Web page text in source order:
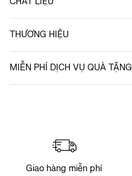
THƯƠNG HIỆU
MIỄN PHÍ DỊCH VỤ QUÀ TẶNG
Giao hàng miễn phí